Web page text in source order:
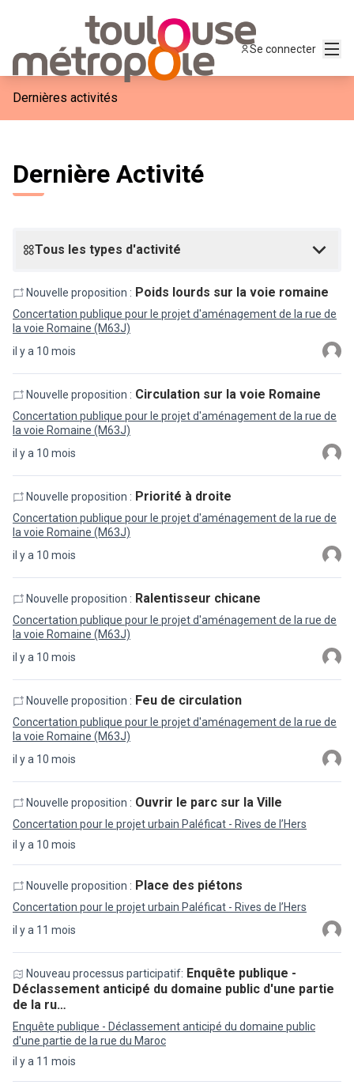
Se connecter
Dernières activités
Dernière Activité
Tous les types d'activité
il y a 10 mois
Nouvelle proposition : Poids lourds sur la voie romaine
Concertation publique pour le projet d'aménagement de la rue de
la voie Romaine (M63J)
il y a 10 mois
Nouvelle proposition : Circulation sur la voie Romaine
Concertation publique pour le projet d'aménagement de la rue de
la voie Romaine (M63J)
il y a 10 mois
Nouvelle proposition : Priorité à droite
Concertation publique pour le projet d'aménagement de la rue de
la voie Romaine (M63J)
il y a 10 mois
Nouvelle proposition : Ralentisseur chicane
Concertation publique pour le projet d'aménagement de la rue de
la voie Romaine (M63J)
il y a 10 mois
Nouvelle proposition : Feu de circulation
Concertation publique pour le projet d'aménagement de la rue de
la voie Romaine (M63J)
il y a 10 mois
Nouvelle proposition : Ouvrir le parc sur la Ville
Concertation pour le projet urbain Paléficat - Rives de l’Hers
il y a 11 mois
Nouvelle proposition : Place des piétons
Concertation pour le projet urbain Paléficat - Rives de l’Hers
il y a 11 mois
Nouveau processus participatif: Enquête publique -
Déclassement anticipé du domaine public d'une partie
de la ru…
Enquête publique - Déclassement anticipé du domaine public
d'une partie de la rue du Maroc